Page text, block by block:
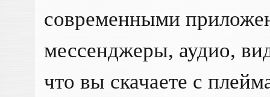
современными
мессенджеры, аудио,
что вы скачаете с